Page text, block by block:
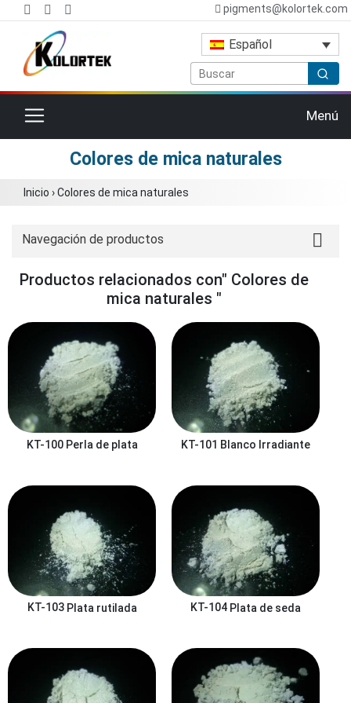
pigments@kolortek.com
Español
Cambiar navegación Menú
Colores de mica naturales
Inicio ›Colores de mica naturales
Navegación de productos
Productos relacionados con" Colores de
mica naturales "
KT-100 Perla de plata KT-101 Blanco Irradiante
KT-103 Plata rutilada KT-104 Plata de seda